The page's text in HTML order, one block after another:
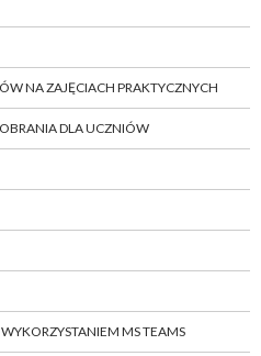
NA ZAJĘCIACH PRAKTYCZNYCH
DLA UCZNIÓW
MS TEAMS